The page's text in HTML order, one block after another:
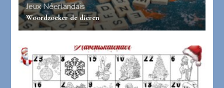
JeuxNéerlandais
Woordzoeker de dieren